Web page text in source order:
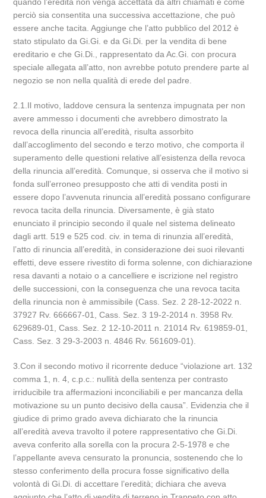
perciò sia consentita una successiva accettazione, che può
essere anche tacita. Aggiunge che l’atto pubblico del 2012 è
stato stipulato da Gi.Gi. e da Gi.Di. per la vendita di bene
ereditario e che Gi.Di., rappresentato da Ac.Gi. con procura
speciale allegata all’atto, non avrebbe potuto prendere parte al
negozio se non nella qualità di erede del padre.
2.1.Il motivo, laddove censura la sentenza impugnata per non
avere ammesso i documenti che avrebbero dimostrato la
revoca della rinuncia all’eredità, risulta assorbito
dall’accoglimento del secondo e terzo motivo, che comporta il
superamento delle questioni relative all’esistenza della revoca
della rinuncia all’eredità. Comunque, si osserva che il motivo si
fonda sull’erroneo presupposto che atti di vendita posti in
essere dopo l’avvenuta rinuncia all’eredità possano configurare
revoca tacita della rinuncia. Diversamente, è già stato
enunciato il principio secondo il quale nel sistema delineato
dagli artt. 519 e 525 cod. civ. in tema di rinunzia all’eredità,
l’atto di rinuncia all’eredità, in considerazione dei suoi rilevanti
effetti, deve essere rivestito di forma solenne, con dichiarazione
resa davanti a notaio o a cancelliere e iscrizione nel registro
delle successioni, con la conseguenza che una revoca tacita
della rinuncia non è ammissibile (Cass. Sez. 2 28-12-2022 n.
37927 Rv. 666667-01, Cass. Sez. 3 19-2-2014 n. 3958 Rv.
629689-01, Cass. Sez. 2 12-10-2011 n. 21014 Rv. 619859-01,
Cass. Sez. 3 29-3-2003 n. 4846 Rv. 561609-01).
3.Con il secondo motivo il ricorrente deduce “violazione art. 132
comma 1, n. 4, c.p.c.: nullità della sentenza per contrasto
irriducibile tra affermazioni inconciliabili e per mancanza della
motivazione su un punto decisivo della causa”. Evidenzia che il
giudice di primo grado aveva dichiarato che la rinuncia
all’eredità aveva travolto il potere rappresentativo che Gi.Di.
aveva conferito alla sorella con la procura 2-5-1978 e che
l’appellante aveva censurato la pronuncia, sostenendo che lo
stesso conferimento della procura fosse significativo della
volontà di Gi.Di. di accettare l’eredità; dichiara che aveva